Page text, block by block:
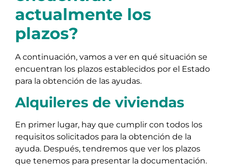
actualmente los
plazos?
A continuación, vamos a ver en qué situación se
encuentran los plazos establecidos por el Estado
para la obtención de las ayudas.
Alquileres de viviendas
En primer lugar, hay que cumplir con todos los
requisitos solicitados para la obtención de la
ayuda. Después, tendremos que ver los plazos
que tenemos para presentar la documentación.